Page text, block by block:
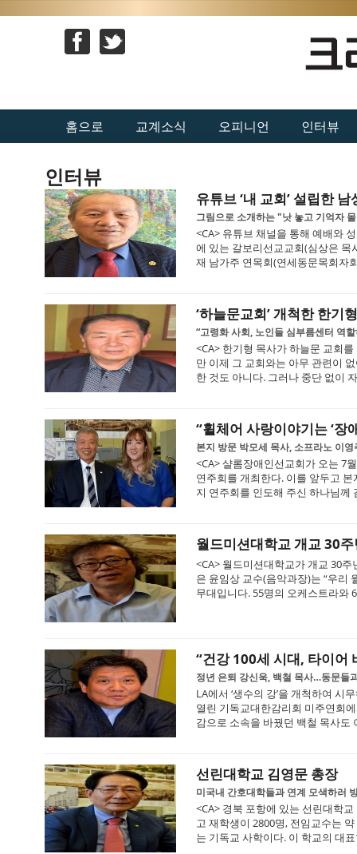
홈으로 교계소식 오피니언 인터뷰
인터뷰
유튜브 ‘내 교회’ 설립한
그림으로 소개하는 "낫 놓고 기억자
<CA> 유튜브 채널을 통해 예배와
에 있는 갈보리선교교회(심상은 목
재 남가주 연목회(연세동문목회자
‘하늘문교회’ 개척한 한기
“고령화 사회, 노인들 심부름센터 역
<CA> 한기형 목사가 하늘문 교회
만 이제 그 교회와는 아무 관련이
한 것도 아니다. 그러나 중단 없이
“휠체어 사랑이야기는 ‘장
본지 방문 박모세 목사, 소프라노 이영
<CA> 샬롬장애인선교회가 오는 7
연주회를 개최한다. 이를 앞두고
지 연주회를 인도해 주신 하나님께
월드미션대학교 개교 30
<CA> 월드미션대학교가 개교 30
은 윤임상 교수(음악과장)는 “우리
무대입니다. 55명의 오케스트라와
“건강 100세 시대, 타이어
정년 은퇴 강신욱, 백철 목사…동문들
LA에서 ‘생수의 강’을 개척하여 시
열린 기독교대한감리회 미주연회
감으로 소속을 바꿨던 백철 목사도
선린대학교 김영문 총장
미국내 간호대학들과 연계 모색하러
<CA> 경북 포항에 있는 선린대학
고 재학생이 2800명, 전임교수는
는 기독교 사학이다. 이 학교의 대